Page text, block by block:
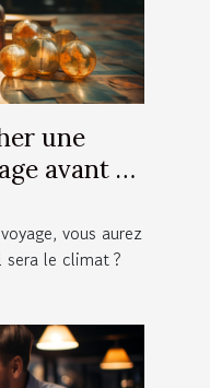
une
avant de
vous aurez
le climat ?